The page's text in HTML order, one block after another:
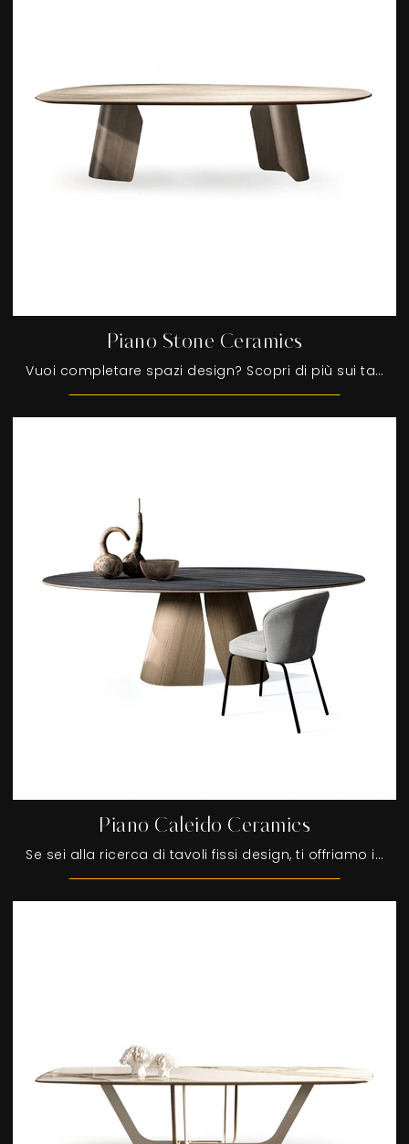
Piano Stone Ceramics
Vuoi completare spazi design? Scopri di più sui tavoli design fissi: il modello da pranzo Piano Stone Ceramics ti sta aspettando.
Piano Caleido Ceramics
Se sei alla ricerca di tavoli fissi design, ti offriamo il modello da pranzo in ceramica Piano Caleido Ceramics dell'azienda Devina Nais.